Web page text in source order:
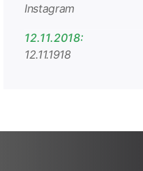
Instagram
12.11.2018:
12.11.1918